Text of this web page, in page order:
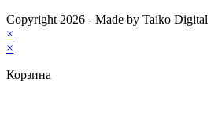
Copyright 2026 - Made by Taiko Digital
×
×
Корзина